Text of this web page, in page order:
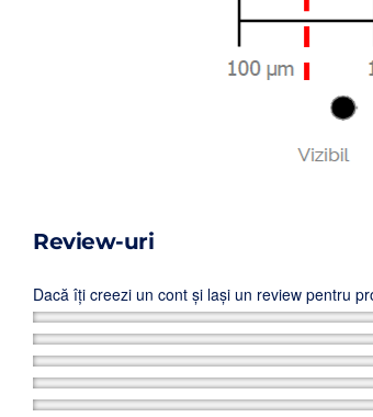
Review-uri
Dacă îți creezi un cont și lași un review pentru